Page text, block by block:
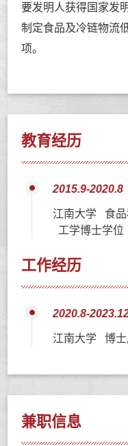
要发明人获得国家发
制定食品及冷链物流
项。
教育经历
2015.9-2020.8
江南大学 食
工学博士学位
工作经历
2020.8-
江南大学 博士
兼职信息